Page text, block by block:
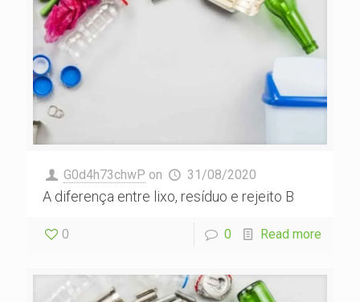
G0d4h73chwP on 31/08/2020
A diferença entre lixo, resíduo e rejeito B
0 0 Read more